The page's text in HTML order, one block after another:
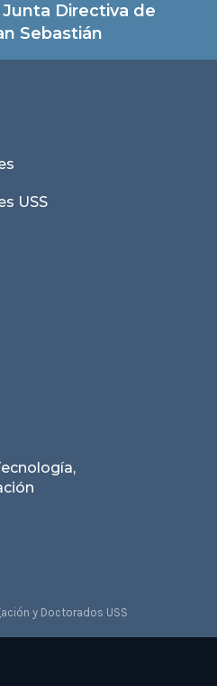
Directiva de
Sebastián
USS
y Doctorados USS